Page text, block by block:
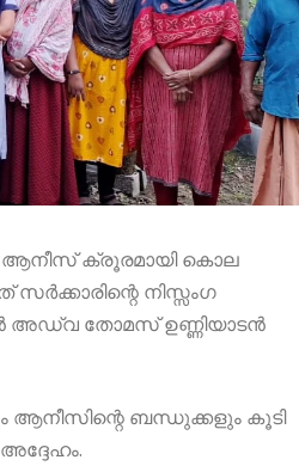
ആനീസ് ക്രൂരമായി കൊല
സർക്കാരിന്റെ നിസ്സംഗ
അഡ്വ തോമസ് ഉണ്ണിയാടൻ
ബന്ധുക്കളും കൂടി